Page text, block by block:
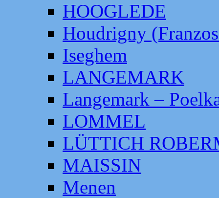
HOOGLEDE
Houdrigny
Iseghem
LANGEMARK
Langemark –
LOMMEL
LÜTTICH
MAISSIN
Menen